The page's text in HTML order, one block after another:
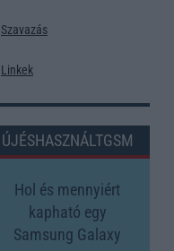
Szavazás
Linkek
ÚJÉSHASZNÁLTGSM
Hol és mennyiért
kapható egy
Samsung Galaxy